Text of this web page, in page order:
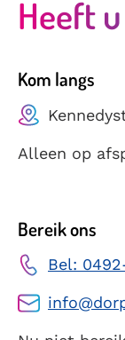
Heeft
Kom langs
Alleen op
Bereik ons
Bel: